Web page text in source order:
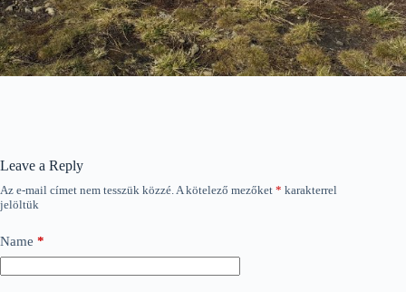
Leave a Reply
Az e-mail címet nem tesszük közzé.A kötelező mezőket * karakterrel
jelöltük
Name *